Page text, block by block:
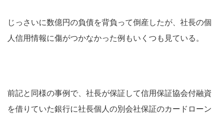
じっさいに数億円の負債を背負って倒産したが、社長の個
人信用情報に傷がつかなかった例もいくつも見ている。
前記と同様の事例で、社長が保証して信用保証協会付融資
を借りていた銀行に社長個人の別会社保証のカードローン